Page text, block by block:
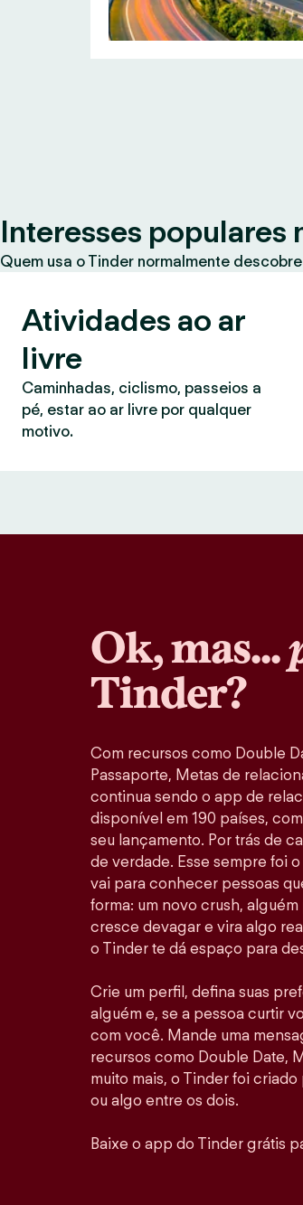
Interesses populares
Quem usa o Tinder normalmente
Atividades ao ar
livre
Caminhadas, ciclismo, passeios a
pé, estar ao ar livre por qualquer
motivo.
Ok, mas...
Tinder?
Com recursos como Double
Passaporte, Metas de
continua sendo o app de
disponível em 190 países,
seu lançamento. Por trás de
de verdade. Esse sempre foi
vai para conhecer pessoas
forma: um novo crush,
cresce devagar e vira algo
o Tinder te dá espaço para
Crie um perfil, defina suas
alguém e, se a pessoa curtir
com você. Mande uma
recursos como Double Date,
muito mais, o Tinder foi
ou algo entre os dois.
Baixe o app do Tinder grátis